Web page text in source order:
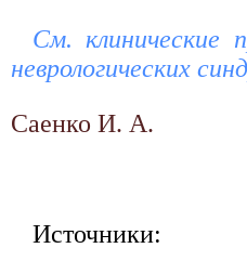
См. клинические
неврологических
Саенко И. А.
Источники: